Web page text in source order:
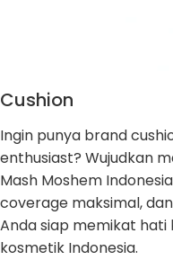
Cushion
Ingin punya brand
enthusiast? Wujudkan
Mash Moshem
coverage maksimal,
Anda siap memikat hati
kosmetik Indonesia.